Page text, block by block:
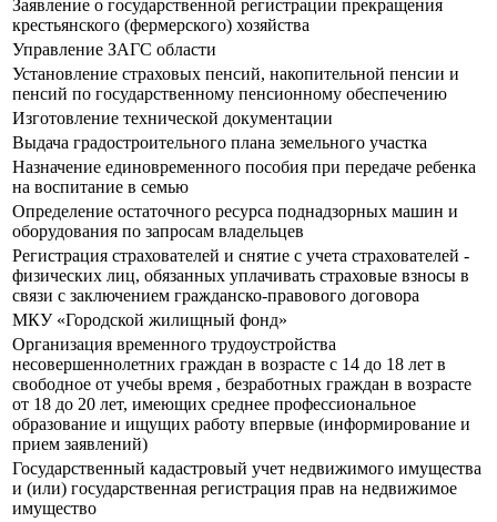
Заявление о государственной регистрации прекращения
крестьянского (фермерского) хозяйства
Управление ЗАГС области
Установление страховых пенсий, накопительной пенсии и
пенсий по государственному пенсионному обеспечению
Изготовление технической документации
Выдача градостроительного плана земельного участка
Назначение единовременного пособия при передаче ребенка
на воспитание в семью
Определение остаточного ресурса поднадзорных машин и
оборудования по запросам владельцев
Регистрация страхователей и снятие с учета страхователей -
физических лиц, обязанных уплачивать страховые взносы в
связи с заключением гражданско-правового договора
МКУ «Городской жилищный фонд»
Организация временного трудоустройства
несовершеннолетних граждан в возрасте с 14 до 18 лет в
свободное от учебы время , безработных граждан в возрасте
от 18 до 20 лет, имеющих среднее профессиональное
образование и ищущих работу впервые (информирование и
прием заявлений)
Государственный кадастровый учет недвижимого имущества
и (или) государственная регистрация прав на недвижимое
имущество